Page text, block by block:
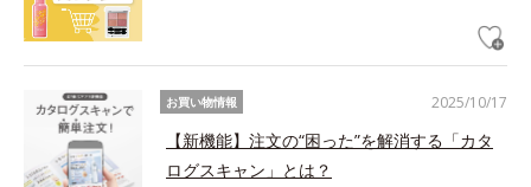
2025/10/17
お買い物情報
【新機能】注文の“困った”を解消する「カタ
ログスキャン」とは？